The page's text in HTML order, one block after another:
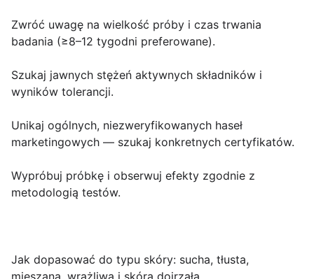
Zwróć uwagę na wielkość próby i czas trwania
badania (≥8–12 tygodni preferowane).
Szukaj jawnych stężeń aktywnych składników i
wyników tolerancji.
Unikaj ogólnych, niezweryfikowanych haseł
marketingowych — szukaj konkretnych certyfikatów.
Wypróbuj próbkę i obserwuj efekty zgodnie z
metodologią testów.
Jak dopasować do typu skóry: sucha, tłusta,